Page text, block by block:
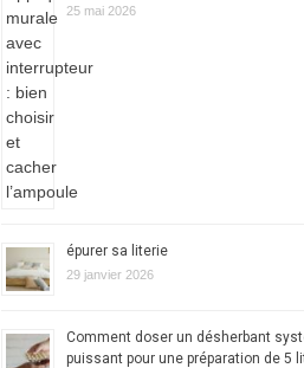
25 mai 2026
épurer sa literie
29 janvier 2026
Comment doser un désherbant
puissant pour une préparation de 5